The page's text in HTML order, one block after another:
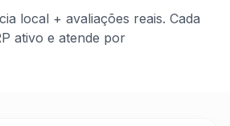
local + avaliações reais. Cada
ativo e atende por